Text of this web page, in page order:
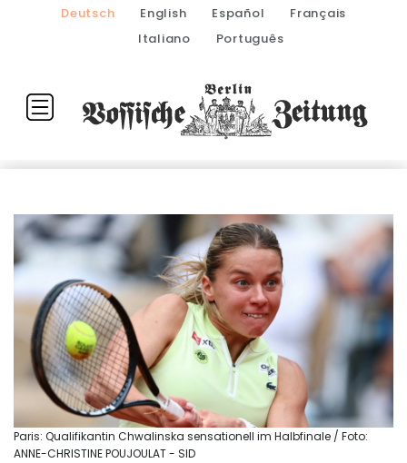
Deutsch English Español
Français
Italiano
Português
Paris: Qualifikantin Chwalinska sensationell im Halbfinale / Foto:
ANNE-CHRISTINE POUJOULAT - SID